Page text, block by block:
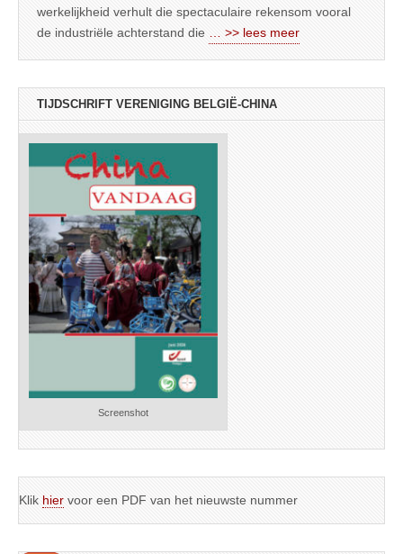
werkelijkheid verhult die spectaculaire rekensom vooral
de industriële achterstand die … >> lees meer
TIJDSCHRIFT VERENIGING BELGIË-CHINA
Screenshot
Klik hier voor een PDF van het nieuwste nummer